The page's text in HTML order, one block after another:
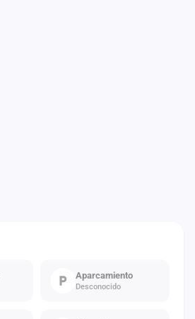
Aparcamiento
Desconocido